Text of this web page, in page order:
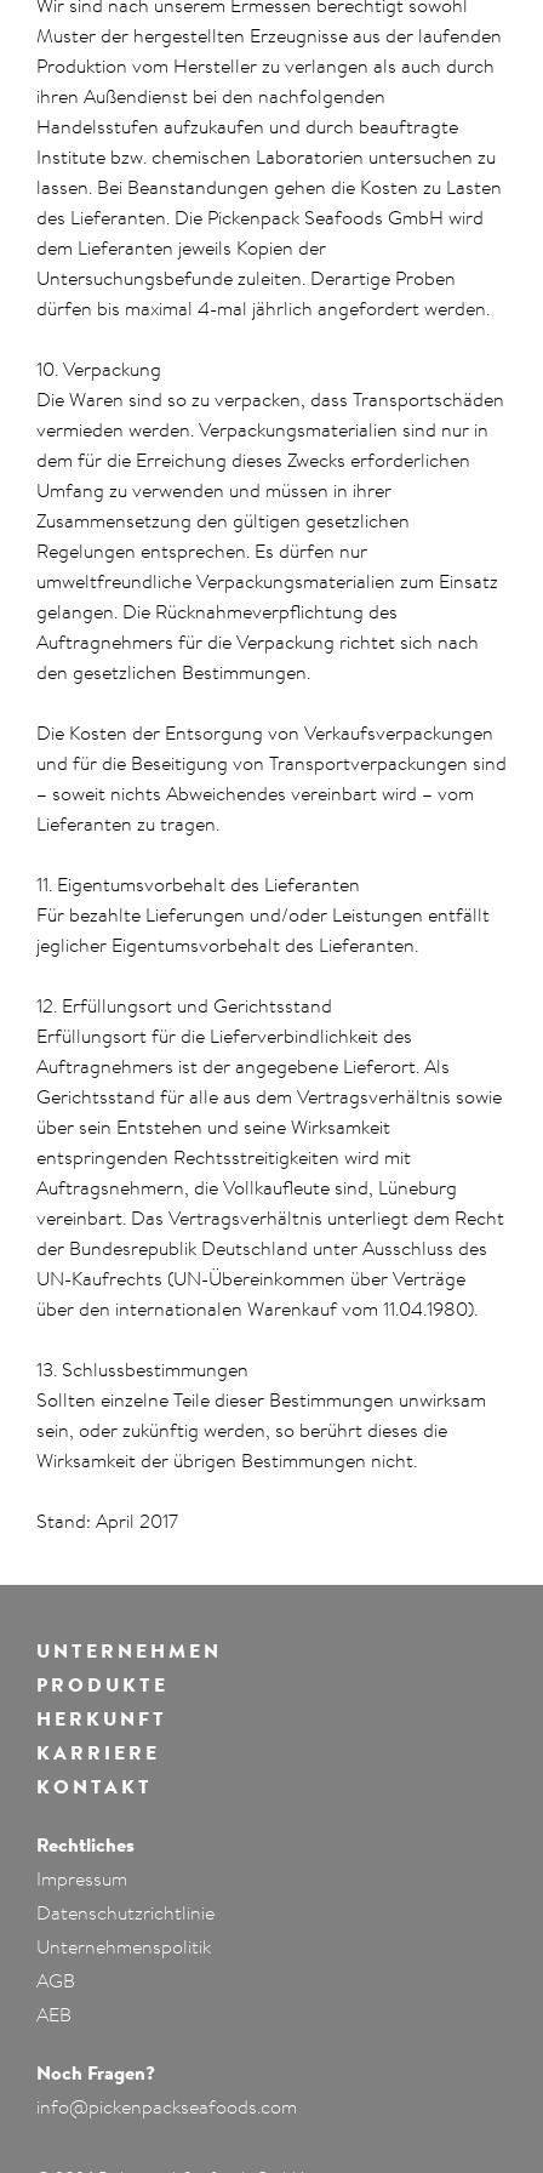
Wir sind nach unserem Ermessen berechtigt sowohl
Muster der hergestellten Erzeugnisse aus der laufenden
Produktion vom Hersteller zu verlangen als auch durch
ihren Außendienst bei den nachfolgenden
Handelsstufen aufzukaufen und durch beauftragte
Institute bzw. chemischen Laboratorien untersuchen zu
lassen. Bei Beanstandungen gehen die Kosten zu Lasten
des Lieferanten. Die Pickenpack Seafoods GmbH wird
dem Lieferanten jeweils Kopien der
Untersuchungsbefunde zuleiten. Derartige Proben
dürfen bis maximal 4-mal jährlich angefordert werden.
10. Verpackung
Die Waren sind so zu verpacken, dass Transportschäden
vermieden werden. Verpackungsmaterialien sind nur in
dem für die Erreichung dieses Zwecks erforderlichen
Umfang zu verwenden und müssen in ihrer
Zusammensetzung den gültigen gesetzlichen
Regelungen entsprechen. Es dürfen nur
umweltfreundliche Verpackungsmaterialien zum Einsatz
gelangen. Die Rücknahmeverpflichtung des
Auftragnehmers für die Verpackung richtet sich nach
den gesetzlichen Bestimmungen.
Die Kosten der Entsorgung von Verkaufsverpackungen
und für die Beseitigung von Transportverpackungen sind
– soweit nichts Abweichendes vereinbart wird – vom
Lieferanten zu tragen.
11. Eigentumsvorbehalt des Lieferanten
Für bezahlte Lieferungen und/oder Leistungen entfällt
jeglicher Eigentumsvorbehalt des Lieferanten.
12. Erfüllungsort und Gerichtsstand
Erfüllungsort für die Lieferverbindlichkeit des
Auftragnehmers ist der angegebene Lieferort. Als
Gerichtsstand für alle aus dem Vertragsverhältnis sowie
über sein Entstehen und seine Wirksamkeit
entspringenden Rechtsstreitigkeiten wird mit
Auftragsnehmern, die Vollkaufleute sind, Lüneburg
vereinbart. Das Vertragsverhältnis unterliegt dem Recht
der Bundesrepublik Deutschland unter Ausschluss des
UN-Kaufrechts (UN-Übereinkommen über Verträge
über den internationalen Warenkauf vom 11.04.1980).
13. Schlussbestimmungen
Sollten einzelne Teile dieser Bestimmungen unwirksam
sein, oder zukünftig werden, so berührt dieses die
Wirksamkeit der übrigen Bestimmungen nicht.
Stand: April 2017
UNTERNEHMEN
PRODUKTE
HERKUNFT
KARRIERE
KONTAKT
Rechtliches
Impressum
Datenschutzrichtlinie
Unternehmenspolitik
AGB
AEB
Noch Fragen?
info@pickenpackseafoods.com